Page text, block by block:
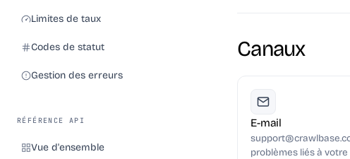
Limites de taux
Codes de statut
Gestion des erreurs
RÉFÉRENCE API
Vue d'ensemble
Canaux
E-mail
problèmes liés à